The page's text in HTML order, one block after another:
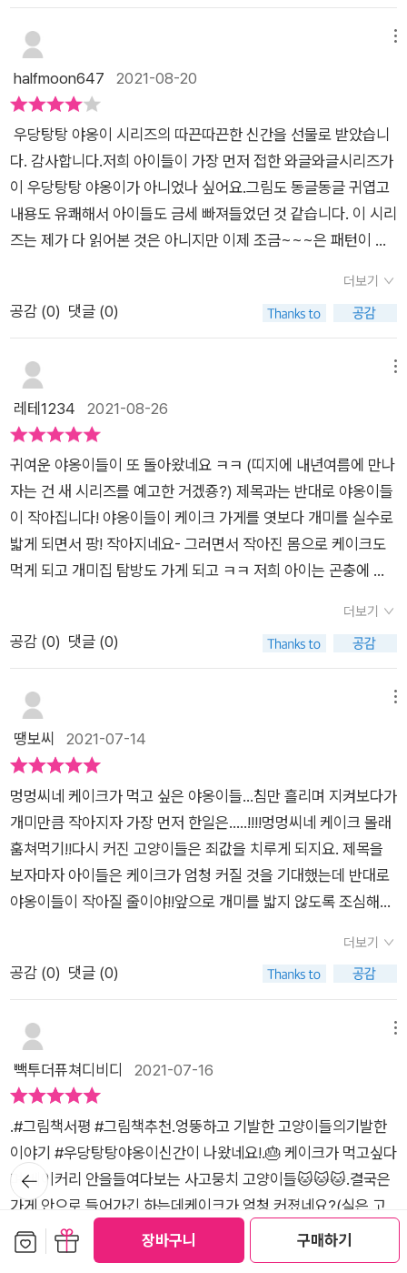
장바구니 구매하기
야옹이들친구의 위험을 보고 있을 수 없던 개미들의찌릿찌릿 축
않고 몹시 좋아하며 순간을즐기는 야옹이들!과일 롤 케이크, 초코
·.세상에나! 너무 맛있어!냠냠, yummy yummy, 얌얌얌, 쩝쩝후
룩후룩, 오물오물, 냠냠냠야옹이들 만큼 소리내며 열심히 먹는쪼
꼬미와 엄마.(그리고 영차영차 개미들!)마음껏 배를 채우고 먹고
나니 간질간질-퍽퍽해지는 목,목이 마른 야옹이들은 물을 찾아
개미굴까지 : )'실례합니다, 야옹!'개미들은 수상한 고양이들을 뒤
쫓고 -우다다다- 도망치는 야옹이들아이고! 살려줘~~~~~~야
옹이들은 무사히 도망칠 수 있을까요?재밌는 이야기는 몽땅 책
고 용서를 비는 야옹이들!손님 몫의 케이크까지 몰래 먹고 가게
까지 폭발해화가 단단히 난 멍멍씨!' 아니요, 안 돼요.' ' 야옹. '' 맞
아요.' '야옹야옹.'뻔뻔하리 만큼 감정에 솔직하고 저돌적이지만,
변명하지 않고 잘못을 인정하는 야옹이들과야옹이에게 잘못을
만회 할 기회를 주는 멍멍씨!우리 아이들과 닮았죠...?(엄마는 웁
니다...ㅋㅋㅋ)결국은 솔직하고 귀여운 그 모습에 화난 마음도누
그러드는 부모라이프와 닮은 멍멍씨 라이프!'좋아, 그러면 너희들
···.'결과에 대한 책임은 함께!꺄르르 웃으며 아이와 함께 재밌게
본' 케이크가 커졌어요 '야옹이앓이에 이미 빠지신 분들은 더욱,
우당탕탕 야옹이 8번째 책!특별한 날, 선물로 몹시 좋을 책이에
요.
halfmoon647 2021-08-20
우당탕탕 야옹이 시리즈의 따끈따끈한 신간을 선물로 받았습니
다. 감사합니다.저희 아이들이 가장 먼저 접한 와글와글시리즈가
이 우당탕탕 야옹이가 아니었나 싶어요.그림도 동글동글 귀엽고
내용도 유쾌해서 아이들도 금세 빠져들었던 것 같습니다. 이 시리
즈는 제가 다 읽어본 것은 아니지만 이제 조금~~~은 패턴이 비
사고뭉치 군단이기때문에 어쩔 수 없을 것 같긴 해도요.그런데 이
번 신간에서는 그래서인지 낯선 설정이 하나 추가됩니다. 여느 때
건 아니지만)이 등장한다는 거지요.사실 첨엔 좀 낯설기도 하고
제가 SF를 좋아하는 편이 아니어서..ㅎㅎㅎ 마음에 아주 쏙 든 것
은 아니었지만 그래도 아이들은 즐겁게 읽어주었습니다.아, 그리
후에 벌어지는 일들은 비슷하게 흘러갑니다.야옹이들의 범행이
발각되고 화가 난 가게주인 멍멍이는 야옹이들에게 일을 시키지
요.지금 여러분이 생각하시는 그 대사와 함께 말입니다.'그렇다면
지금부터 일을 좀 해 줘야겠어.' 그리고 이어지는 장면에서 깨알
같이 등장하는 공짜 케이크.[사연있는 구멍 난 케이크] 너무 귀엽
지 않나요.ㅎㅎ멍멍주인은 무뚝뚝해보여도 상황을 수습하는 과
정에서 언제나 이웃에게 베풀곤 하지요.그리고 이번에도 역시나
멍주인.저는 이 시리즈의 백미가 마지막 장면에 있다고 생각해요.
이번 <케이크가 커졌어요!>의 결말은 직접 확인하세요!!
더보기
공감 (0) 댓글 (0)
레테1234 2021-08-26
귀여운 야옹이들이 또 돌아왔네요 ㅋㅋ (띠지에 내년여름에 만나
자는 건 새 시리즈를 예고한 거겠죵?) 제목과는 반대로 야옹이들
이 작아집니다! 야옹이들이 케이크 가게를 엿보다 개미를 실수로
밟게 되면서 팡! 작아지네요- 그러면서 작아진 몸으로 케이크도
먹게 되고 개미집 탐방도 가게 되고 ㅋㅋ 저희 아이는 곤충에 관
아요야옹이 시리즈는 실수- 고난- 해피엔딩 이어서 유쾌해요 요
번 케이크 이야기도 정말 재밌고 마음 따뜻하게 보았습니다:)
더보기
공감 (0) 댓글 (0)
땡보씨 2021-07-14
멍멍씨네 케이크가 먹고 싶은 야옹이들…침만 흘리며 지켜보다가
개미만큼 작아지자 가장 먼저 한일은…..!!!!멍멍씨네 케이크 몰래
훔쳐먹기!!다시 커진 고양이들은 죄값을 치루게 되지요. 제목을
보자마자 아이들은 케이크가 엄청 커질 것을 기대했는데 반대로
야옹이들이 작아질 줄이야!!앞으로 개미를 밟지 않도록 조심해야
더보기
공감 (0) 댓글 (0)
빽투더퓨쳐디비디 2021-07-16
.#그림책서평 #그림책추천.엉뚱하고 기발한 고양이들의기발한
이야기 #우당탕탕야옹이신간이 나왔네요!.🎂 케이크가 먹고싶다
며 베이커리 안을들여다보는 사고뭉치 고양이들🐱🐱🐱.결국은
가게 안으로 들어가긴 하는데케이크가 엄청 커졌네요?(실은 고
양이들이 작아진 겁니다^^).뭐 어쨌거나 먹고싶었던 케이크를실
컷 먹긴 했는데 개미만큼 작아진고양이들 본래 크기로 어떻게돌
뒤로가
기